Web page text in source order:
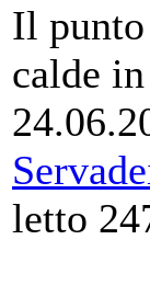
Il
calde
letto